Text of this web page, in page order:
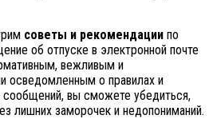
советы и рекомендации по
об отпуске в электронной почте
вежливым и
осведомленным о правилах и
сообщений, вы сможете убедиться,
лишних заморочек и недопониманий.